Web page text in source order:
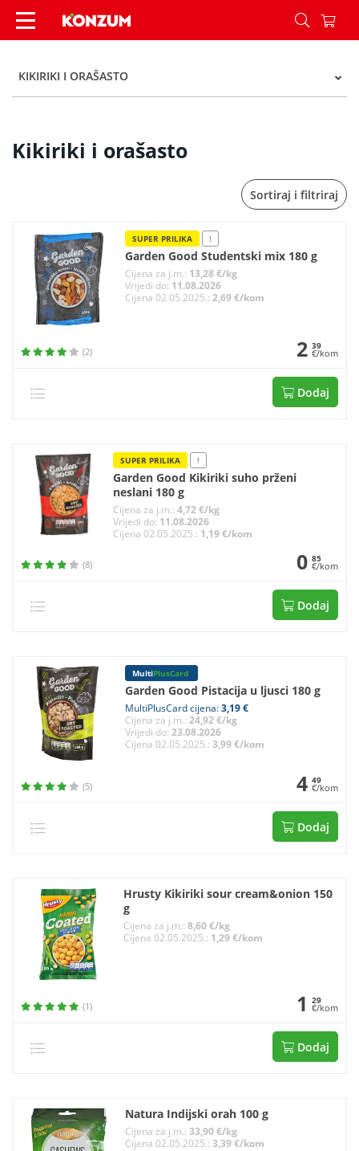
Kikiriki i orašasto - Kategorije - Konzum
KIKIRIKI I ORAŠASTO
Kikiriki i orašasto
Sortiraj i filtriraj
SUPER PRILIKA !
Garden Good Studentski mix 180 g
Cijena za j.m.: 13,28 €/kg
Vrijedi do: 11.08.2026
Cijena 02.05.2025.: 2,69 €/kom
(2) 2 39
€/kom
Dodaj
SUPER PRILIKA !
Garden Good Kikiriki suho prženi
neslani 180 g
Cijena za j.m.: 4,72 €/kg
Vrijedi do: 11.08.2026
Cijena 02.05.2025.: 1,19 €/kom
(8) 0 85
€/kom
Dodaj
MultiPlusCard
Garden Good Pistacija u ljusci 180 g
MultiPlusCard cijena:3,19 €
Cijena za j.m.: 24,92 €/kg
Vrijedi do: 23.08.2026
Cijena 02.05.2025.: 3,99 €/kom
(5) 4 49
€/kom
Dodaj
Hrusty Kikiriki sour cream&onion 150
g
Cijena za j.m.: 8,60 €/kg
Cijena 02.05.2025.: 1,29 €/kom
(1) 1 29
€/kom
Dodaj
Natura Indijski orah 100 g
Cijena za j.m.: 33,90 €/kg
Cijena 02.05.2025.: 3,39 €/kom